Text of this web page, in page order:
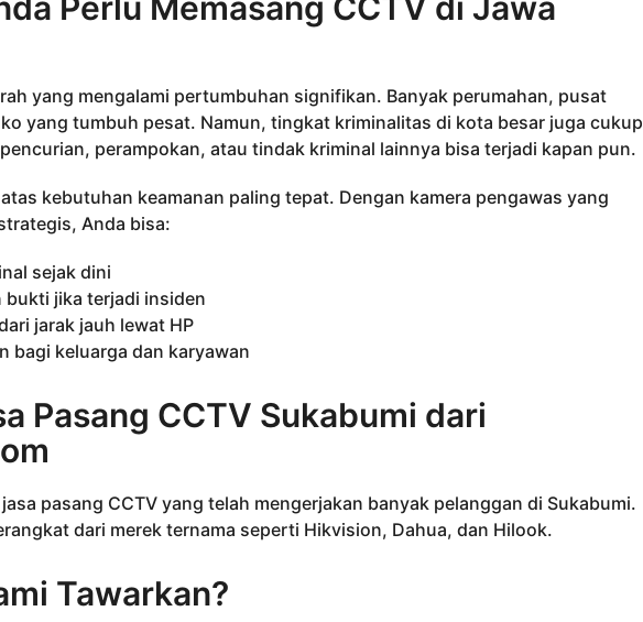
yang mengalami pertumbuhan signifikan. Banyak perumahan, pusat
yang tumbuh pesat. Namun, tingkat kriminalitas di kota besar juga cukup
perampokan, atau tindak kriminal lainnya bisa terjadi kapan pun.
kebutuhan keamanan paling tepat. Dengan kamera pengawas yang
Anda bisa:
sejak dini
bukti jika terjadi insiden
jarak jauh lewat HP
bagi keluarga dan karyawan
Pasang CCTV Sukabumi dari
pasang CCTV yang telah mengerjakan banyak pelanggan di Sukabumi.
dari merek ternama seperti Hikvision, Dahua, dan Hilook.
Tawarkan?